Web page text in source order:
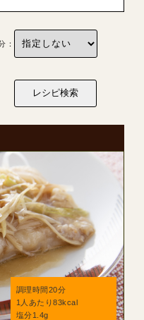
調理時間20分
1人あたり83kcal
塩分1.4g